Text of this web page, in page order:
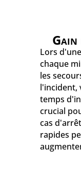
Gain
Lors
chaque
les
l'incident,
temps
crucial
cas
rapides